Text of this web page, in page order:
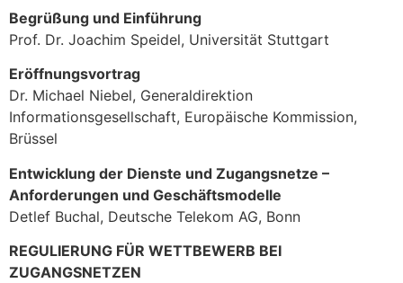
Begrüßung und Einführung
Prof. Dr. Joachim Speidel, Universität Stuttgart
Eröffnungsvortrag
Dr. Michael Niebel, Generaldirektion
Informationsgesellschaft, Europäische Kommission,
Brüssel
Entwicklung der Dienste und Zugangsnetze –
Anforderungen und Geschäftsmodelle
Detlef Buchal, Deutsche Telekom AG, Bonn
REGULIERUNG FÜR WETTBEWERB BEI
ZUGANGSNETZEN